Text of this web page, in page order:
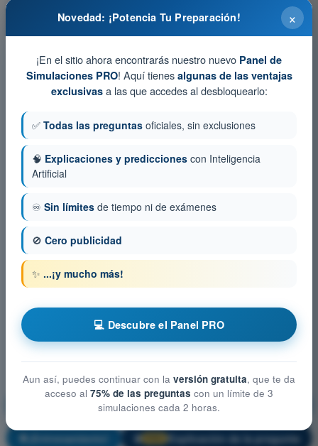
humano
Limitaciones del rendimiento humano
¡Entrenamiento! 🔒 Explicación de la pregunta
×
Novedad: ¡Potencia Tu Preparación!
¡En el sitio ahora encontrarás nuestro nuevo Panel de
Simulaciones PRO! Aquí tienes algunas de las ventajas
exclusivasa las que accedes al desbloquearlo:
✅ Todas las preguntas oficiales, sin exclusiones
🧠 Explicaciones y predicciones con Inteligencia
Artificial
♾️ Sin límites de tiempo ni de exámenes
🚫 Cero publicidad
✨ ...¡y mucho más!
💻 Descubre el Panel PRO
Aun así, puedes continuar con la versión gratuita, que te da
acceso al 75% de las preguntas con un límite de 3
simulaciones cada 2 horas.